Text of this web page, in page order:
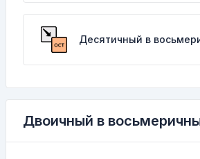
Десятичный в
Двоичный в